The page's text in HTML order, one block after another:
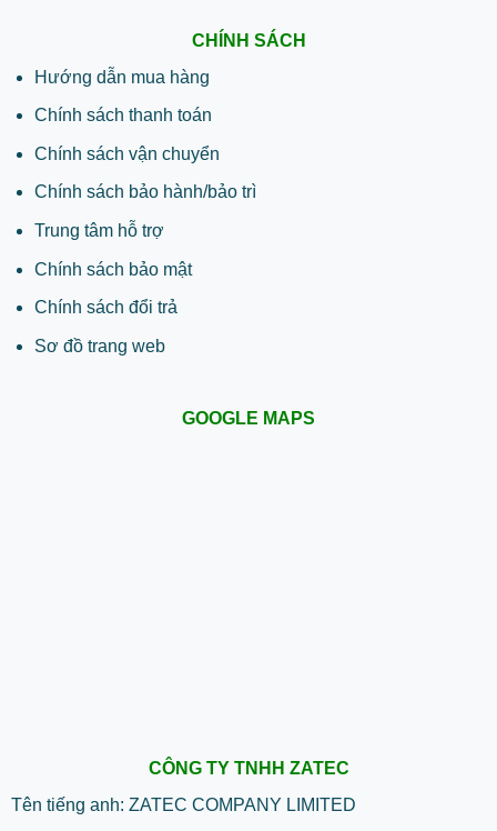
CHÍNH SÁCH
Hướng dẫn mua hàng
Chính sách thanh toán
Chính sách vận chuyển
Chính sách bảo hành/bảo trì
Trung tâm hỗ trợ
Chính sách bảo mật
Chính sách đổi trả
Sơ đồ trang web
GOOGLE MAPS
CÔNG TY TNHH ZATEC
Tên tiếng anh: ZATEC COMPANY LIMITED